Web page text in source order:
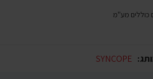
כוללים מע"מ
SYNCOPE